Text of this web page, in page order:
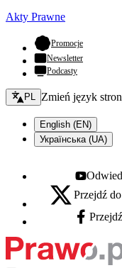
Akty Prawne
Promocje- otwiera
Newsletter
Podcasty
Zmień język - bieżący:
PL Zmień język
English (EN)
Українська (UA)
Youtube -
X - otwiera się w
Przejdź
Facebook -